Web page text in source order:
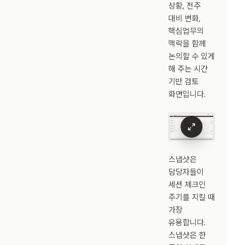
상황, 전주
대비 변화,
핵심업무의
맥락을 함께
논의할 수 있게
해 주는 시간
기반 검토
화면입니다.
스냅샷은
담당자들이
세션 체크인
주기를 지킬 때
가장
유용합니다.
스냅샷은 한